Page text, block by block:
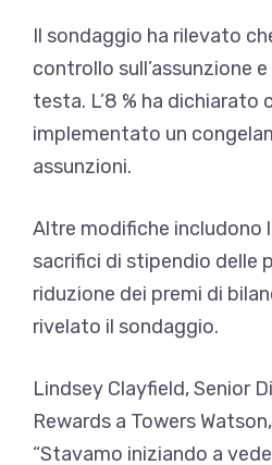
Il sondaggio ha rilevato
controllo sull’assunzione
testa. L’8 % ha dichiarato
implementato un
assunzioni.
Altre modifiche includono
sacrifici di stipendio delle
riduzione dei premi di
rivelato il sondaggio.
Lindsey Clayfield, Senior
Rewards a Towers
“Stavamo iniziando a